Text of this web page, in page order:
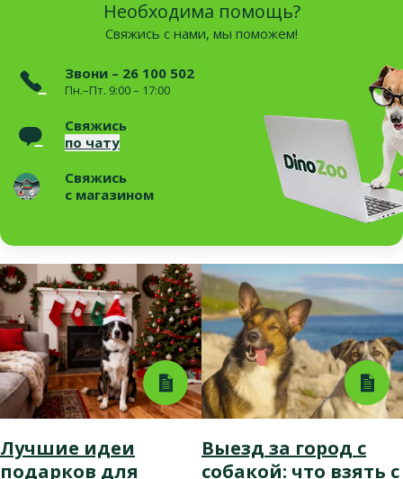
Необходима помощь?
Свяжись с нами, мы поможем!
Звони – 26 100 502
Пн.–Пт. 9:00 – 17:00
Свяжись
по чату
Свяжись
с магазином
Лучшие идеи
подарков для
Выезд за город с
собакой: что взять с